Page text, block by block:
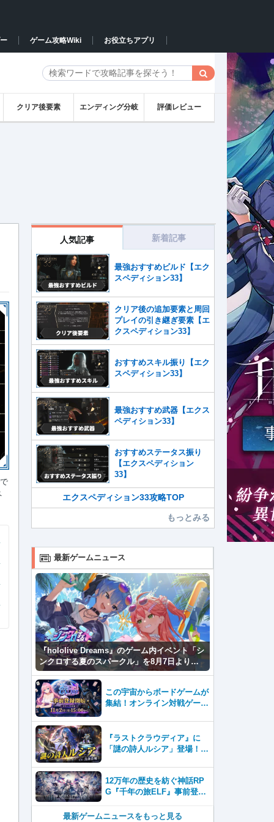
ゲーム攻略Wiki お役立ちアプリ
クリア後要素 エンディング分岐 評価レビュー
人気記事 新着記事
最強おすすめビルド【エク
スペディション33】
クリア後の追加要素と周回
プレイの引き継ぎ要素【エ
クスペディション33】
おすすめスキル振り【エク
スペディション33】
最強おすすめ武器【エクス
ペディション33】
おすすめステータス振り
【エクスペディション
33】
エクスペディション33攻略TOP
もっとみる
最新ゲームニュース
『hololive Dreams』のゲーム内イベント「シ
ンクロする夏のスパークル」を8月7日より開
催！
この宇宙からボードゲームが
集結！オンライン対戦ゲーム
始！
『ラストクラウディア』に
「謎の詩人ルシア」登場！イ
12万年の歴史を紡ぐ神話RP
G『千年の旅ELF』事前登録
る新作スマホゲーム！
最新ゲームニュースをもっと見る